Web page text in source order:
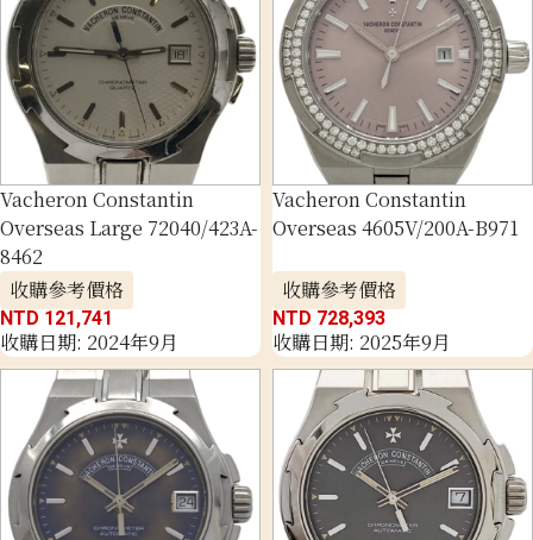
Vacheron Constantin
Overseas Large 72040/423A-
8462
收購參考價格
NTD 121,741
收購日期: 2024年9月
Vacheron Constantin
Overseas 4605V/200A-B971
收購參考價格
NTD 728,393
收購日期: 2025年9月